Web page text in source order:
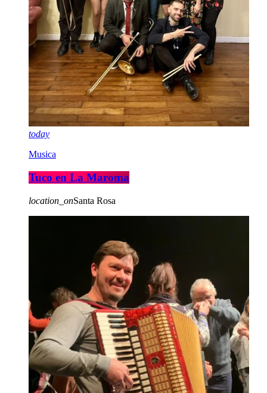
today
Musica
Tuco en La Maroma
location_onSanta Rosa